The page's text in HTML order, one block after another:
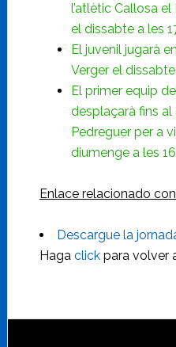
l’atlètic Callosa el
el dissabte a les
El juvenil jugarà
Verger el
El primer equip
desplaçarà fins
Pedreguer per a
diumenge a les
Enlace relacionado
Descargue la
Haga clickpara volver